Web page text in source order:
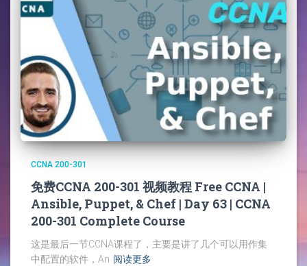
CCNA 200-301
免费CCNA 200-301 视频教程 Free CCNA |
Ansible, Puppet, & Chef | Day 63 | CCNA
200-301 Complete Course
这是最后一节CCNA课程了，主要是讲了几个可以用作集
中配置的软件，An 阅读更多